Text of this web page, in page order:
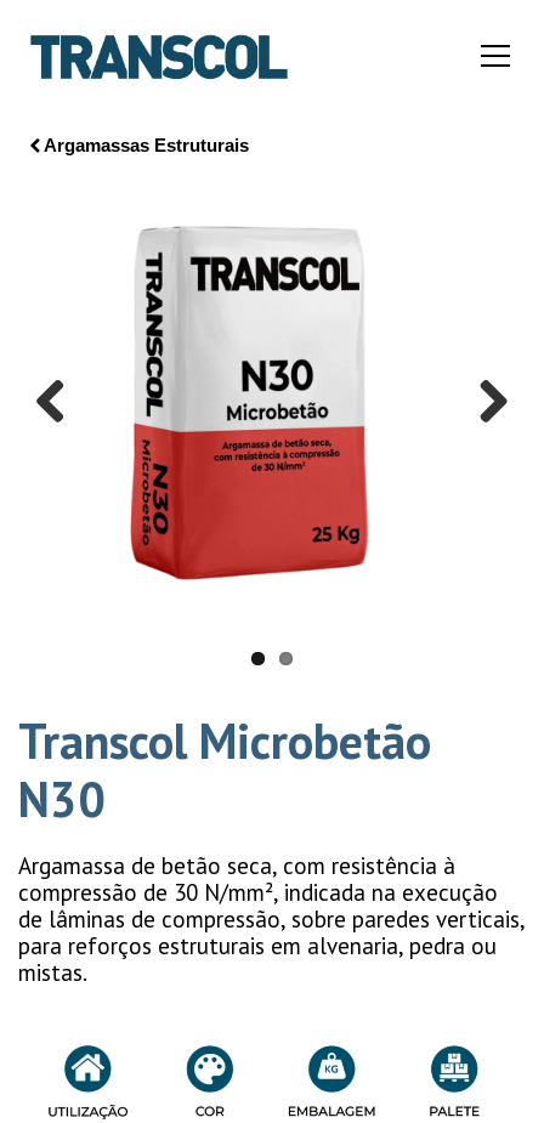
Argamassas Estruturais
Transcol Microbetão
N30
Argamassa de betão seca, com resistência à
compressão de 30 N/mm², indicada na execução
de lâminas de compressão, sobre paredes verticais,
para reforços estruturais em alvenaria, pedra ou
mistas.